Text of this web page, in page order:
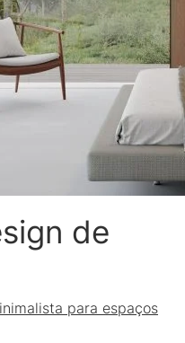
de
para espaços